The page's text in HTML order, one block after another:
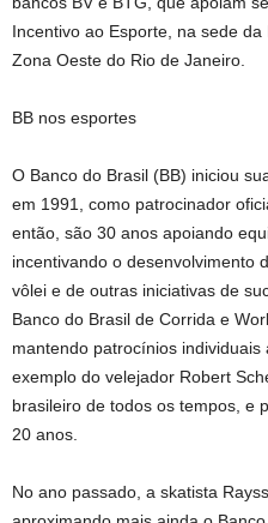
Incentivo ao Esporte, na sede
Zona Oeste do Rio de Janeiro.
BB nos esportes
O Banco do Brasil (BB) iniciou
em 1991, como patrocinador
então, são 30 anos apoiando
incentivando o desenvolvimento
vôlei e de outras iniciativas de
Banco do Brasil de Corrida e
mantendo patrocínios
exemplo do velejador Robert
brasileiro de todos os tempos, e
20 anos.
No ano passado, a skatista